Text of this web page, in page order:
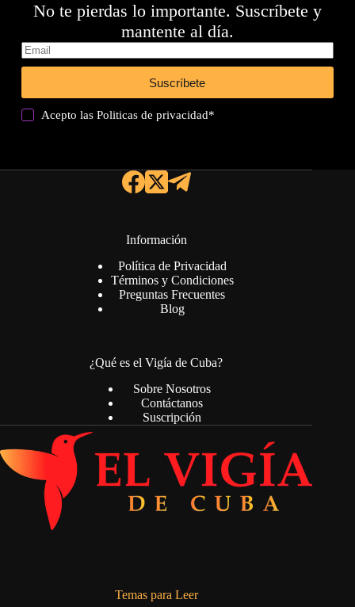
No te pierdas lo importante. Suscríbete y
mantente al día.
Suscríbete
Acepto lasPoliticas de privacidad*
Información
Política de Privacidad
Términos y Condiciones
Preguntas Frecuentes
Blog
¿Qué es el Vigía de Cuba?
Sobre Nosotros
Contáctanos
Suscripción
Temas para Leer